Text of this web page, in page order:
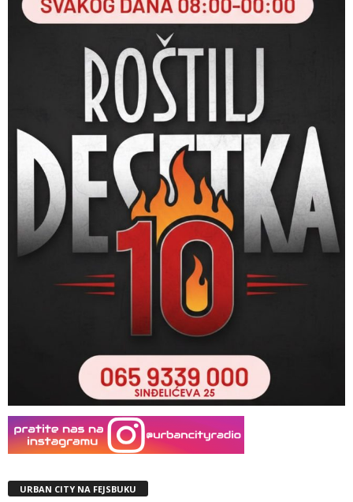
URBAN CITY NA FEJSBUKU